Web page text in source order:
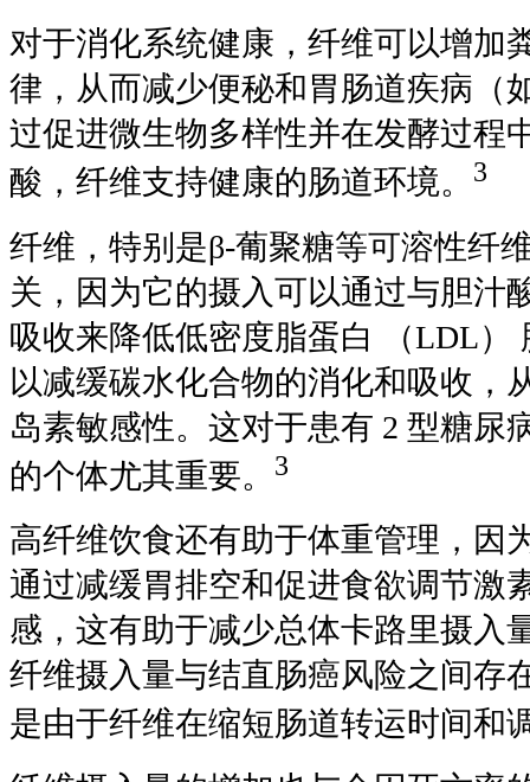
对于消化系统健康，纤维可以增加
律，从而减少便秘和胃肠道疾病（
过促进微生物多样性并在发酵过程
酸，纤维支持健康的肠道环境。
3
纤维，特别是β-葡聚糖等可溶性纤
关，因为它的摄入可以通过与胆汁
吸收来降低低密度脂蛋白 （LDL）
以减缓碳水化合物的消化和吸收，
岛素敏感性。这对于患有 2 型糖尿
的个体尤其重要。
3
高纤维饮食还有助于体重管理，因
通过减缓胃排空和促进食欲调节激
感，这有助于减少总体卡路里摄入
纤维摄入量与结直肠癌风险之间存
是由于纤维在缩短肠道转运时间和